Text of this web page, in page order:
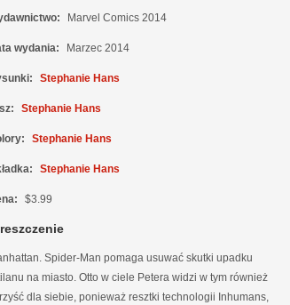
Marvel Comics 2014
wydania: Marzec 2014
Stephanie Hans
Stephanie Hans
Stephanie Hans
Stephanie Hans
$3.99
Spider-Man pomaga usuwać skutki upadku
na miasto. Otto w ciele Petera widzi w tym również
dla siebie, ponieważ resztki technologii Inhumans,